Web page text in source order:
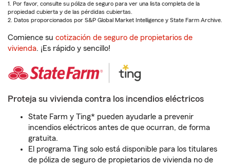
1. Por favor, consulte su póliza de seguro para ver una lista completa de la
propiedad cubierta y de las pérdidas cubiertas.
2. Datos proporcionados por S&P Global Market Intelligence y State Farm Archive.
Comience su cotización de seguro de propietarios de
vivienda. ¡Es rápido y sencillo!
Proteja su vivienda contra los incendios eléctricos
State Farm y Ting* pueden ayudarle a prevenir
incendios eléctricos antes de que ocurran, de forma
gratuita.
El programa Ting solo está disponible para los titulares
de póliza de seguro de propietarios de vivienda no de